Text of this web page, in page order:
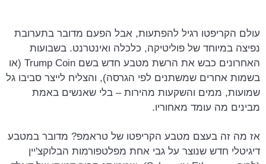
עולם הקריפטו רגיל להפתעות, אבל הפעם מדובר בתערובת
נפיצה במיוחד של פוליטיקה, כלכלה ואינטרנט. בשבועות
האחרונים כבש את הרשת מטבע חדש בשם Trump Coin (או
בשמות אחרים שמשתנים לפי הגרסה), והצליח לייצר סביבו גל
שמועות, ממים והשקעות מהירות – בלי שאנשים באמת
מבינים מה עומד מאחוריו.
אז מה זה בעצם מטבע הקריפטו של טראמפ? מדובר במטבע
דיגיטלי חדש שנוצר על גבי אחת מפלטפורמות הבלוקצ'יין